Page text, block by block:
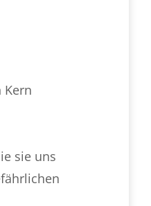
sie uns